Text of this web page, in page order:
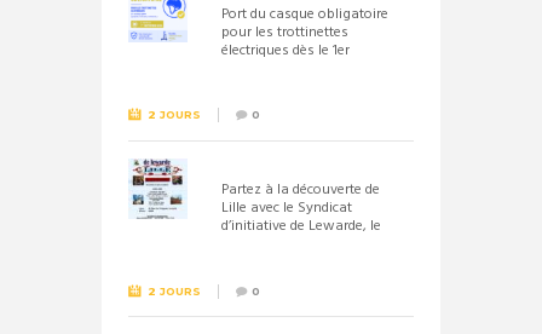
Port du casque obligatoire
pour les trottinettes
électriques dès le 1er
2 JOURS 0
Partez à la découverte de
Lille avec le Syndicat
d’initiative de Lewarde, le
2 JOURS 0